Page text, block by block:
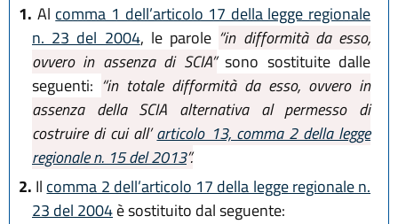
1. Al comma 1 dell’articolo 17 della legge regionale
n. 23 del 2004, le parole “in difformità da esso,
ovvero in assenza di SCIA”sono sostituite dalle
seguenti: “in totale difformità da esso, ovvero in
assenza della SCIA alternativa al permesso di
costruire di cui all’articolo 13, comma 2 della legge
regionale n. 15 del 2013”.
2. Il comma 2 dell’articolo 17 della legge regionale n.
23 del 2004è sostituito dal seguente: